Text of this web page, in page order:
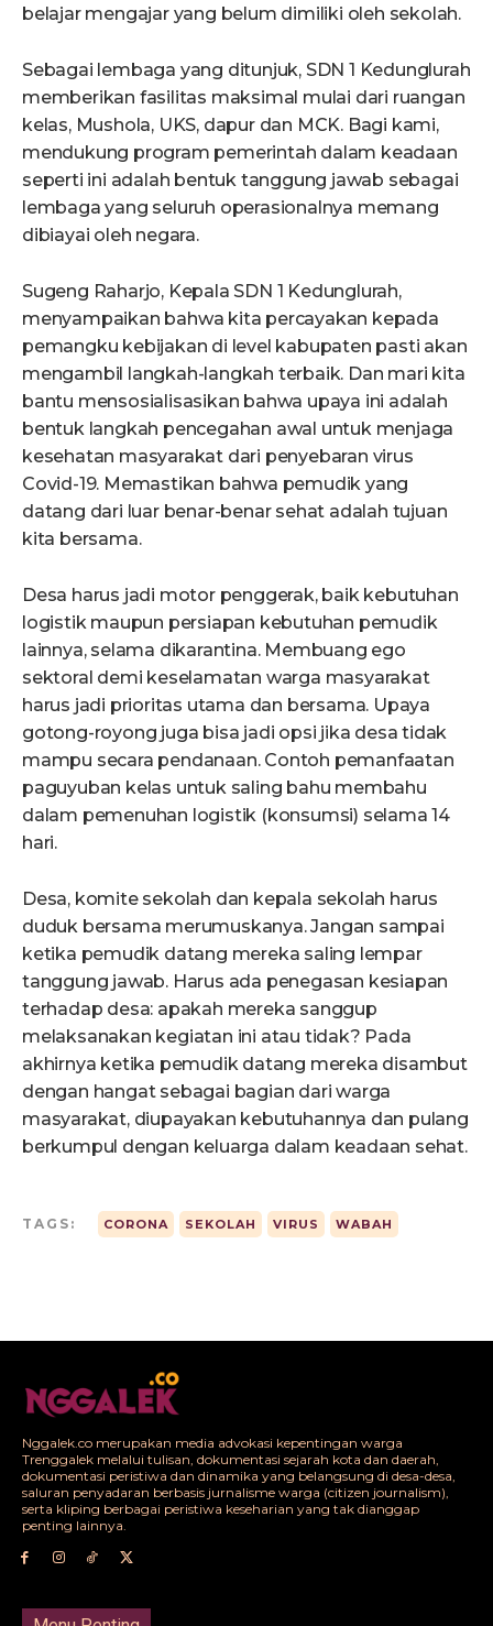
belajar mengajar yang belum dimiliki oleh sekolah.
Sebagai lembaga yang ditunjuk, SDN 1 Kedunglurah
memberikan fasilitas maksimal mulai dari ruangan
kelas, Mushola, UKS, dapur dan MCK. Bagi kami,
mendukung program pemerintah dalam keadaan
seperti ini adalah bentuk tanggung jawab sebagai
lembaga yang seluruh operasionalnya memang
dibiayai oleh negara.
Sugeng Raharjo, Kepala SDN 1 Kedunglurah,
menyampaikan bahwa kita percayakan kepada
pemangku kebijakan di level kabupaten pasti akan
mengambil langkah-langkah terbaik. Dan mari kita
bantu mensosialisasikan bahwa upaya ini adalah
bentuk langkah pencegahan awal untuk menjaga
kesehatan masyarakat dari penyebaran virus
Covid-19. Memastikan bahwa pemudik yang
datang dari luar benar-benar sehat adalah tujuan
kita bersama.
Desa harus jadi motor penggerak, baik kebutuhan
logistik maupun persiapan kebutuhan pemudik
lainnya, selama dikarantina. Membuang ego
sektoral demi keselamatan warga masyarakat
harus jadi prioritas utama dan bersama. Upaya
gotong-royong juga bisa jadi opsi jika desa tidak
mampu secara pendanaan. Contoh pemanfaatan
paguyuban kelas untuk saling bahu membahu
dalam pemenuhan logistik (konsumsi) selama 14
hari.
Desa, komite sekolah dan kepala sekolah harus
duduk bersama merumuskanya. Jangan sampai
ketika pemudik datang mereka saling lempar
tanggung jawab. Harus ada penegasan kesiapan
terhadap desa: apakah mereka sanggup
melaksanakan kegiatan ini atau tidak? Pada
akhirnya ketika pemudik datang mereka disambut
dengan hangat sebagai bagian dari warga
masyarakat, diupayakan kebutuhannya dan pulang
berkumpul dengan keluarga dalam keadaan sehat.
TAGS: CORONA SEKOLAH VIRUS WABAH
Nggalek.co merupakan media advokasi kepentingan warga
Trenggalek melalui tulisan, dokumentasi sejarah kota dan daerah,
dokumentasi peristiwa dan dinamika yang belangsung di desa-desa,
saluran penyadaran berbasis jurnalisme warga (citizen journalism),
serta kliping berbagai peristiwa keseharian yang tak dianggap
penting lainnya.